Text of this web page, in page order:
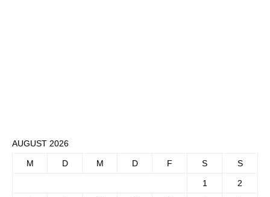
AUGUST 2026
M D M D F S S
1 2